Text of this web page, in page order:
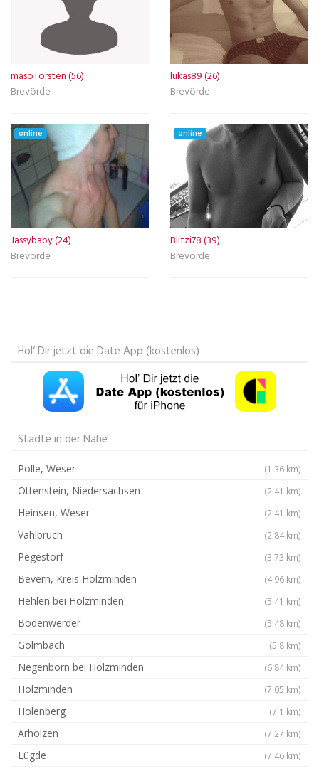
masoTorsten (56)
Brevörde
lukas89 (26)
Brevörde
online
Jassybaby (24)
Brevörde
online
Blitzi78 (39)
Brevörde
Hol‘ Dir jetzt die Date App (kostenlos)
Städte in der Nähe
Polle, Weser (1.36 km)
Ottenstein, Niedersachsen (2.41 km)
Heinsen, Weser (2.41 km)
Vahlbruch (2.84 km)
Pegestorf (3.73 km)
Bevern, Kreis Holzminden (4.96 km)
Hehlen bei Holzminden (5.41 km)
Bodenwerder (5.48 km)
Golmbach (5.8 km)
Negenborn bei Holzminden (6.84 km)
Holzminden (7.05 km)
Holenberg (7.1 km)
Arholzen (7.27 km)
Lügde (7.46 km)